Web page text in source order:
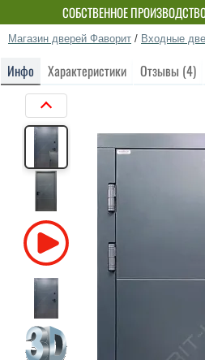
СОБСТВЕННОЕ
Магазин дверей Фаворит / Входные
Инфо Характеристики Отзывы (4)